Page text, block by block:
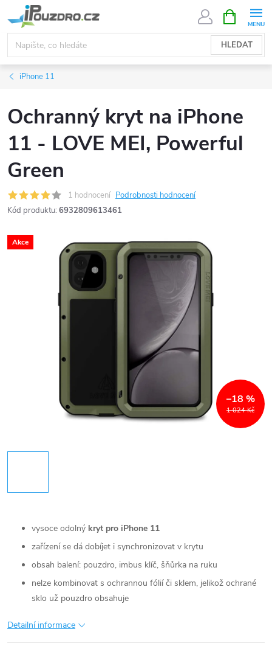
na
obsah
HLEDAT
NÁKUPNÍ
KOŠÍK
iPhone 11
Ochranný kryt na iPhone
11 - LOVE MEI, Powerful
Green
1 hodnocení Podrobnosti hodnocení
Kód produktu: 6932809613461
Akce
1 024 Kč
–18 %
vysoce odolný kryt pro iPhone 11
zařízení se dá dobíjet i synchronizovat v krytu
obsah balení: pouzdro, imbus klíč, šňůrka na ruku
nelze kombinovat s ochrannou fólií či sklem, jelikož ochrané
sklo už pouzdro obsahuje
Detailní informace